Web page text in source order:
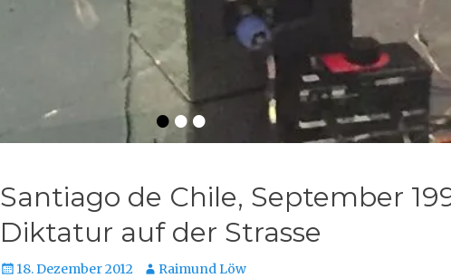
•••
Santiago de Chile, September
Diktatur auf der Strasse
Veröffentlicht
18. Dezember 2012 Autor
Raimund Löw